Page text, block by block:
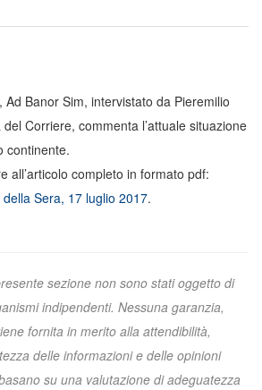
Ad Banor Sim, intervistato da Pieremilio
del Corriere, commenta l’attuale situazione
continente.
all’articolo completo in formato pdf:
della Sera, 17 luglio 2017.
sezione non sono stati oggetto di
indipendenti. Nessuna garanzia,
fornita in merito alla attendibilità,
delle informazioni e delle opinioni
su una valutazione di adeguatezza